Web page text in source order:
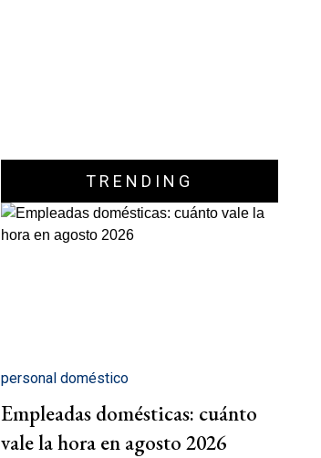
TRENDING
personal doméstico
Empleadas domésticas: cuánto
vale la hora en agosto 2026